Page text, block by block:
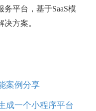
平台，基于SaaS模
方案。
案例分享
成一个小程序平台